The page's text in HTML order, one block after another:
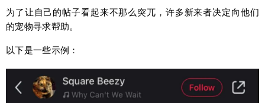
为了让自己的帖子看起来不那么突兀，许多新来者决定向他们
的宠物寻求帮助。
以下是一些示例：